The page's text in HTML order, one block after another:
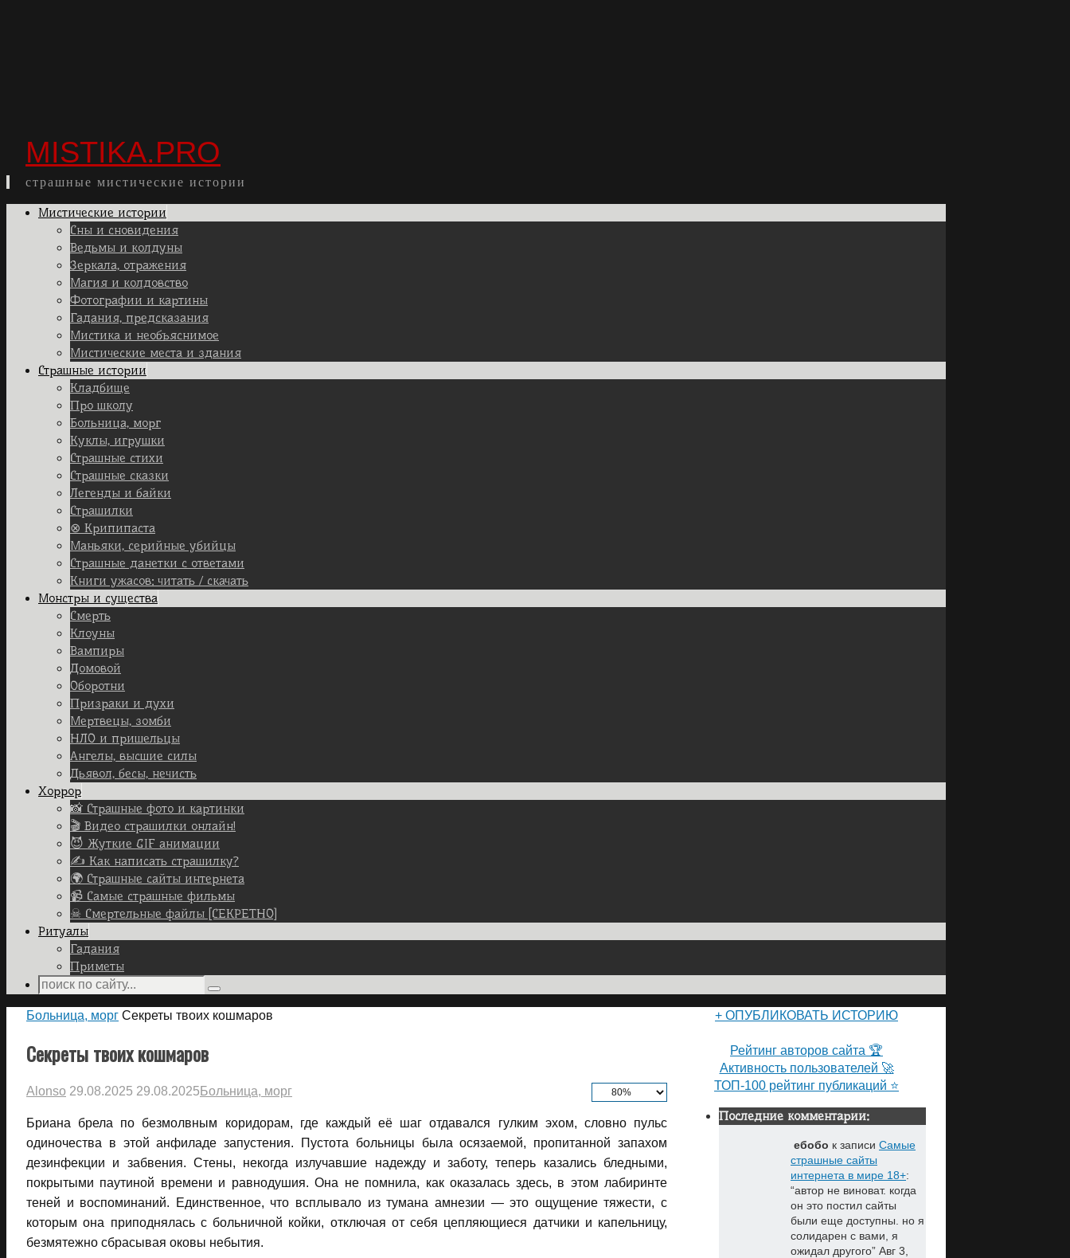
MISTIKA.PRO
страшные мистические истории
Skip
Мистические истории
Сны и сновидения
Ведьмы и колдуны
Зеркала, отражения
Магия и колдовство
Фотографии и картины
Гадания, предсказания
Мистика и необъяснимое
Мистические места и здания
Страшные истории
Кладбище
Про школу
Больница, морг
Куклы, игрушки
Страшные стихи
Страшные сказки
Легенды и байки
Страшилки
⊗ Крипипаста
Маньяки, серийные убийцы
Страшные данетки с ответами
Книги ужасов: читать / скачать
Монстры и существа
Смерть
Клоуны
Вампиры
Домовой
Оборотни
Призраки и духи
Мертвецы, зомби
НЛО и пришельцы
Ангелы, высшие силы
Дьявол, бесы, нечисть
Хоррор
📸 Страшные фото и картинки
🎬 Видео страшилки онлайн!
😈 Жуткие GIF анимации
✍ Как написать страшилку?
🌍 Страшные сайты интернета
📹 Самые страшные фильмы
☠ Смертельные файлы [СЕКРЕТНО]
Ритуалы
Гадания
Приметы
Search
Search
Home
Больница, морг Секреты твоих кошмаров
Секреты твоих кошмаров
Alonso 29.08.2025 29.08.2025 Больница, морг
Бриана брела по безмолвным коридорам, где каждый её шаг отдавался гулким эхом, словно пульс
одиночества в этой анфиладе запустения. Пустота больницы была осязаемой, пропитанной запахом
дезинфекции и забвения. Стены, некогда излучавшие надежду и заботу, теперь казались бледными,
покрытыми паутиной времени и равнодушия. Она не помнила, как оказалась здесь, в этом лабиринте
теней и воспоминаний. Единственное, что всплывало из тумана амнезии — это ощущение тяжести, с
которым она приподнялась с больничной койки, отключая от себя цепляющиеся датчики и капельницу,
безмятежно сбрасывая оковы небытия.
+ ОПУБЛИКОВАТЬ ИСТОРИЮ
Рейтинг авторов сайта 🏆
Активность пользователей 🚀
ТОП-100 рейтинг публикаций ⭐
Последние комментарии:
ебобо к записи Самые
страшные сайты
интернета в мире 18+:
“автор не виноват. когда
он это постил сайты
были еще доступны. но я
солидарен с вами, я
ожидал другого” Авг 3,